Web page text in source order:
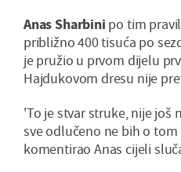
Anas Sharbini po tim
približno 400 tisuća po
je pružio u prvom dijelu
Hajdukovom dresu nije
'To je stvar struke, nije još
sve odlučeno ne bih o
komentirao Anas cijeli